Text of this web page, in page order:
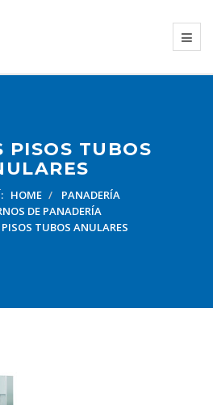
PISOS TUBOS
HOME
PANADERÍA
DE PANADERÍA
TUBOS ANULARES